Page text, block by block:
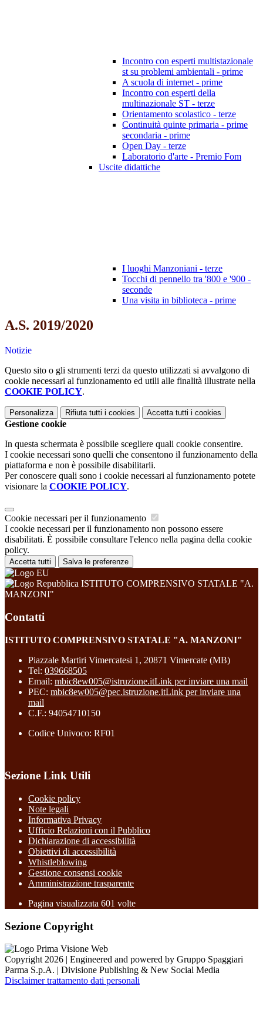
Incontro con esperti multistazionale
st su problemi ambientali - prime
A scuola di internet - prime
Incontro con esperti della
multinazionale ST - terze
Orientamento scolastico - terze
Continuità quinte primaria - prime
secondaria - prime
Open Day - terze
Laboratorio d'arte - Premio Fom
Uscite didattiche
I luoghi Manzoniani - terze
Tocchi di pennello tra '800 e '900 -
seconde
Una visita in biblioteca - prime
A.S. 2019/2020
Notizie
Questo sito o gli strumenti terzi da questo utilizzati si avvalgono di
cookie necessari al funzionamento ed utili alle finalità illustrate nella
COOKIE POLICY.
Personalizza Rifiuta tutti i cookies Accetta tutti i cookies
Gestione cookie
In questa schermata è possibile scegliere quali cookie consentire.
I cookie necessari sono quelli che consentono il funzionamento della
piattaforma e non è possibile disabilitarli.
Per conoscere quali sono i cookie necessari al funzionamento potete
visionare la COOKIE POLICY.
Cookie necessari per il funzionamento
I cookie necessari per il funzionamento non possono essere
disabilitati. È possibile consultare l'elenco nella pagina della cookie
policy.
Accetta tutti Salva le preferenze
ISTITUTO COMPRENSIVO STATALE "A.
MANZONI"
Contatti
ISTITUTO COMPRENSIVO STATALE "A. MANZONI"
Piazzale Martiri Vimercatesi 1, 20871 Vimercate (MB)
Tel: 039668505
Email: mbic8ew005@istruzione.itLink per inviare una mail
PEC: mbic8ew005@pec.istruzione.itLink per inviare una
mail
C.F.: 94054710150
Codice Univoco: RF01
Sezione Link Utili
Cookie policy
Note legali
Informativa Privacy
Ufficio Relazioni con il Pubblico
Dichiarazione di accessibilità
Obiettivi di accessibilità
Whistleblowing
Gestione consensi cookie
Amministrazione trasparente
Pagina visualizzata 601 volte
Sezione Copyright
Copyright 2026 | Engineered and powered by Gruppo Spaggiari
Parma S.p.A. | Divisione Publishing & New Social Media
Disclaimer trattamento dati personali